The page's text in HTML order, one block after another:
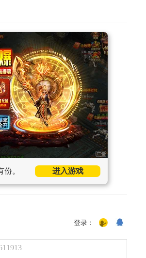
。 进入游戏
登录：